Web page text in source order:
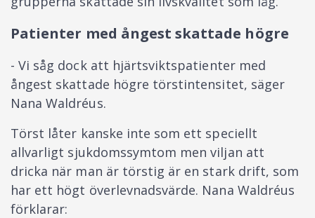
Patienter med ångest skattade högre
- Vi såg dock att hjärtsviktspatienter med
ångest skattade högre törstintensitet, säger
Nana Waldréus.
Törst låter kanske inte som ett speciellt
allvarligt sjukdomssymtom men viljan att
dricka när man är törstig är en stark drift, som
har ett högt överlevnadsvärde. Nana Waldréus
förklarar: